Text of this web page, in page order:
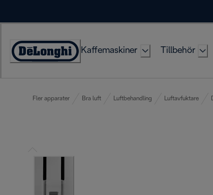
Accessibility
Kaffemaskiner Tillbehör
Fler apparater Bra luft Luftbehandling Luftavfuktare